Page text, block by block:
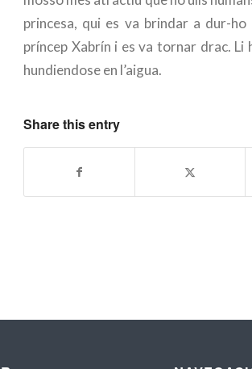
princesa, qui es va brindar a dur-
príncep Xabrín i es va tornar drac. Li
hundiendose en l’aigua.
Share this entry